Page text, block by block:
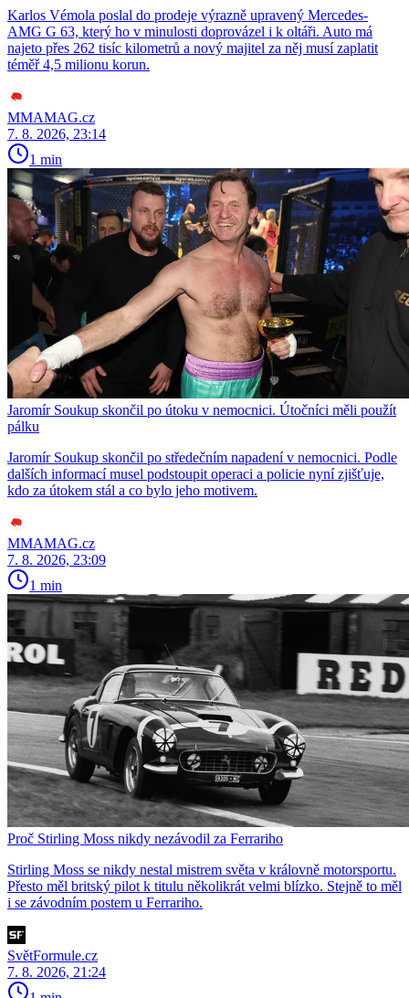
Karlos Vémola poslal do prodeje výrazně upravený Mercedes-
AMG G 63, který ho v minulosti doprovázel i k oltáři. Auto má
najeto přes 262 tisíc kilometrů a nový majitel za něj musí zaplatit
téměř 4,5 milionu korun.
MMAMAG.cz
7. 8. 2026, 23:14
1 min
Jaromír Soukup skončil po útoku v nemocnici. Útočníci měli použít
pálku
Jaromír Soukup skončil po středečním napadení v nemocnici. Podle
dalších informací musel podstoupit operaci a policie nyní zjišťuje,
kdo za útokem stál a co bylo jeho motivem.
MMAMAG.cz
7. 8. 2026, 23:09
1 min
Proč Stirling Moss nikdy nezávodil za Ferrariho
Stirling Moss se nikdy nestal mistrem světa v královně motorsportu.
Přesto měl britský pilot k titulu několikrát velmi blízko. Stejně to měl
i se závodním postem u Ferrariho.
SvětFormule.cz
7. 8. 2026, 21:24